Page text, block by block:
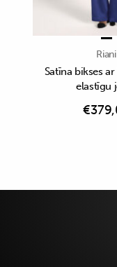
Riani
Satīna bikses
elastīgu
€